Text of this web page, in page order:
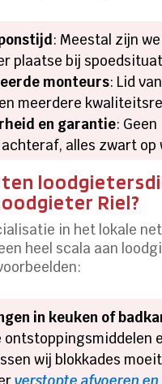
: Meestal zijn
plaatse bij
monteurs: Lid van
meerdere
en garantie: Geen
alles zwart op
Riel?
in het lokale
heel scala aan
in keuken of
wij blokkades